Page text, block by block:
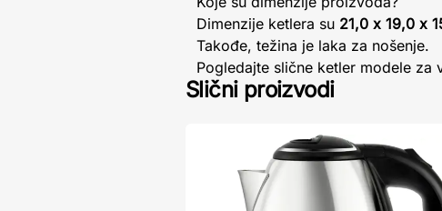
Dimenzije ketlera su 21,0 x 19,0 x
Takođe, težina je laka za nošenje.
Pogledajte slične ketler modele
Slični proizvodi